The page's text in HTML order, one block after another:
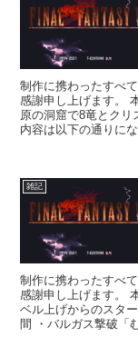
制作に携わったすべ
感謝申し上げます。
原の洞窟で8竜とク
内容は以下の通りに
雑記
制作に携わったすべ
感謝申し上げます。
ベル上げからのスタ
間 ・バルガス撃破「